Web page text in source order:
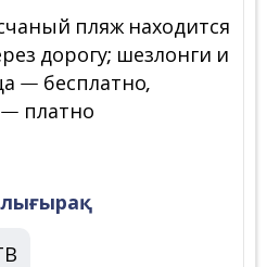
пляж находится
дорогу; шезлонги и
— бесплатно,
платно